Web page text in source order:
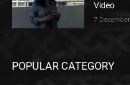
Video
7
POPULAR CATEGORY